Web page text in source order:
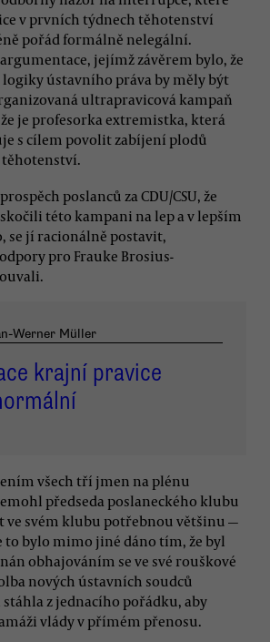
v prvních týdnech těhotenství
pořád formálně nelegální.
jejímž závěrem bylo, že
ústavního práva by měly být
ultrapravicová kampaň
je profesorka extremistka, která
s cílem povolit zabíjení plodů
poslanců za CDU/CSU, že
této kampani na lep a v lepším
se jí racionálně postavit,
pro Frauke Brosius-
Werner Müller
krajní pravice
všech tří jmen na plénu
předseda poslaneckého klubu
ve svém klubu potřebnou většinu —
to bylo mimo jiné dáno tím, že byl
obhajováním se ve své rouškové
nových ústavních soudců
z jednacího pořádku, aby
vlády v přímém přenosu.